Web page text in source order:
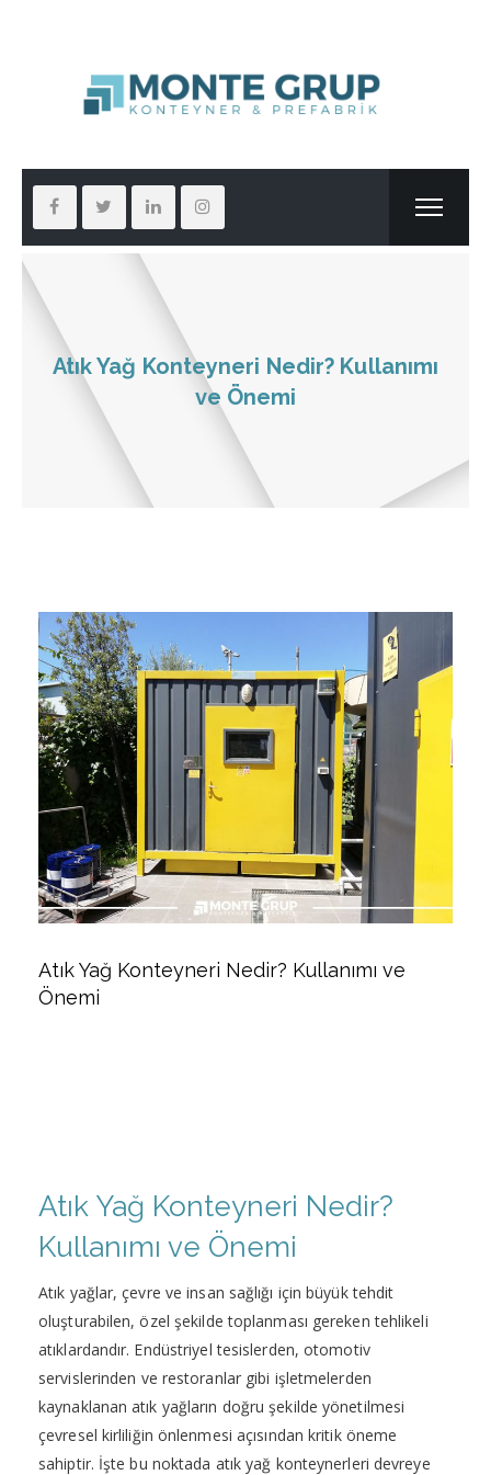
Atık Yağ Konteyneri Nedir? Kullanımı
ve Önemi
Atık Yağ Konteyneri Nedir? Kullanımı ve
Önemi
Atık Yağ Konteyneri Nedir?
Kullanımı ve Önemi
Atık yağlar, çevre ve insan sağlığı için büyük tehdit
oluşturabilen, özel şekilde toplanması gereken tehlikeli
atıklardandır. Endüstriyel tesislerden, otomotiv
servislerinden ve restoranlar gibi işletmelerden
kaynaklanan atık yağların doğru şekilde yönetilmesi
çevresel kirliliğin önlenmesi açısından kritik öneme
sahiptir. İşte bu noktada atık yağ konteynerleri devreye